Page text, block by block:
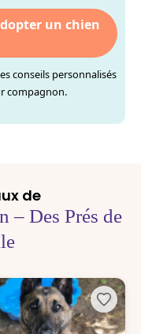
un chien
conseils personnalisés
compagnon.
de
– Des Prés de